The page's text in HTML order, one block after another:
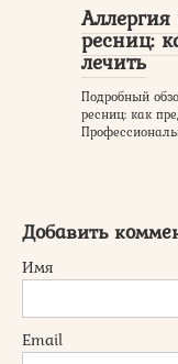
ресниц:
лечить
Подробный
ресниц: как
Добавить
Имя
Email